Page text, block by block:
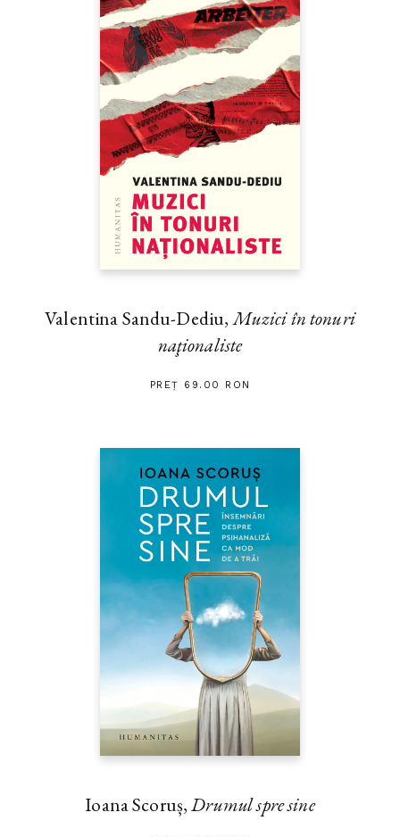
Valentina Sandu-Dediu,Muzici în tonuri
naţionaliste
PREȚ 69.00 RON
Ioana Scoruș,Drumul spre sine